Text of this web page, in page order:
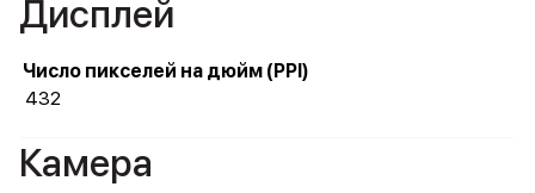
Дисплей
Число пикселей на дюйм (PPI)
432
Камера